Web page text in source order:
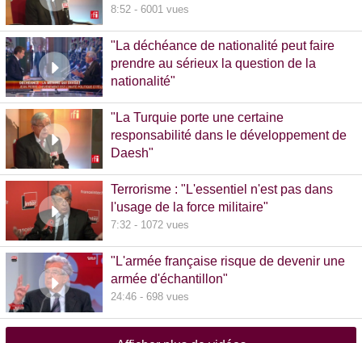
8:52 - 6001 vues
"La déchéance de nationalité peut faire
prendre au sérieux la question de la
nationalité"
"La Turquie porte une certaine
responsabilité dans le développement de
Daesh"
Terrorisme : "L'essentiel n'est pas dans
l'usage de la force militaire"
7:32 - 1072 vues
"L'armée française risque de devenir une
armée d'échantillon"
24:46 - 698 vues